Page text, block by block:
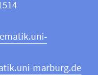
marburg.de